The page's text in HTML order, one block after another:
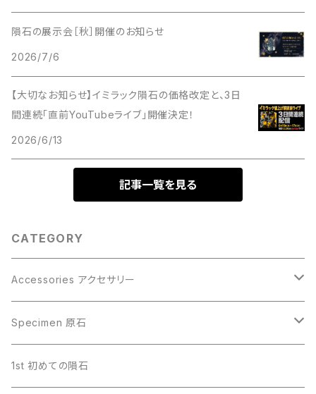
隕石の展示会［秋］開催のお知らせ
2026/7/6
【大切なお知らせ】イミラック隕石の価格改定と、3日
間連続「直前YouTubeライブ」開催決定！
2026/6/13
記事一覧を見る
CATEGORY
Accessories アクセサリー
Gibeon ギベオン
Aletai アルタイ
Specimen 原石
Gibeon ギベオン
1st 初めての隕石